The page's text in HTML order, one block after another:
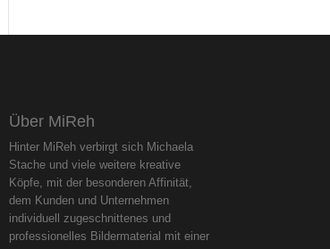
Über MiReh
Hinter MiReh verbirgt sich Michaela
Stache und viele weitere kreative
Köpfe, mit der besonderen Affinität,
dem Kunden und Unternehmen
individuell zugeschnittenes und
professionelles Bildermaterial mit einer